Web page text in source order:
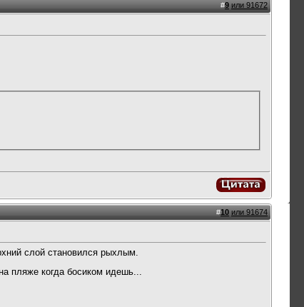
#9 или 91672
#10 или 91674
слой становился рыхлым.
пляже когда босиком идешь...